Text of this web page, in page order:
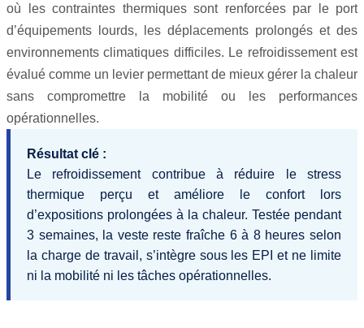
où les contraintes thermiques sont renforcées par le port
d’équipements lourds, les déplacements prolongés et des
environnements climatiques difficiles. Le refroidissement est
évalué comme un levier permettant de mieux gérer la chaleur
sans compromettre la mobilité ou les performances
opérationnelles.
Résultat clé :
Le refroidissement contribue à réduire le stress
thermique perçu et améliore le confort lors
d’expositions prolongées à la chaleur. Testée pendant
3 semaines, la veste reste fraîche 6 à 8 heures selon
la charge de travail, s’intègre sous les EPI et ne limite
ni la mobilité ni les tâches opérationnelles.